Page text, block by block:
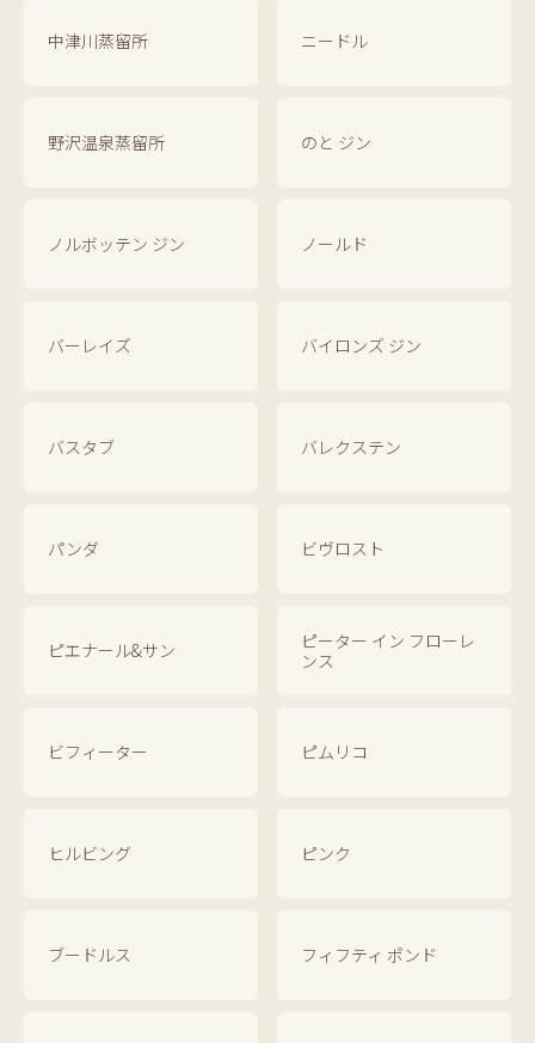
中津川蒸留所 ニードル
野沢温泉蒸留所 のと ジン
ノルボッテン ジン ノールド
バーレイズ バイロンズ ジン
バスタブ バレクステン
パンダ ビヴロスト
ピエナール&サン
ピーター イン フローレ
ンス
ビフィーター ピムリコ
ヒルビング ピンク
ブードルス フィフティ ポンド